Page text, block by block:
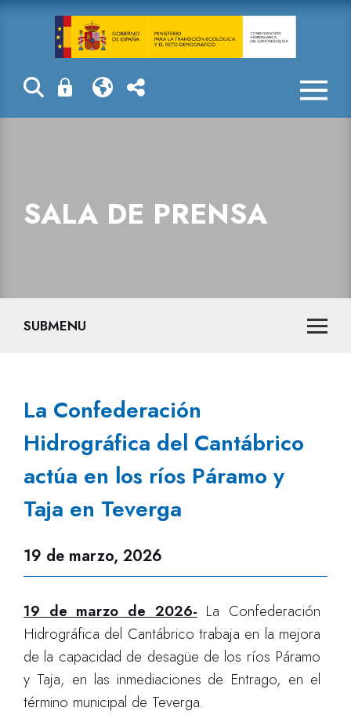
La
SALA DE PRENSA
SUBMENU
La Confederación
Hidrográfica del Cantábrico
actúa en los ríos Páramo y
Taja en Teverga
19 de marzo, 2026
19 de marzo de 2026- La Confederación
Hidrográfica del Cantábrico trabaja en la mejora
de la capacidad de desagüe de los ríos Páramo
y Taja, en las inmediaciones de Entrago, en el
término municipal de Teverga.